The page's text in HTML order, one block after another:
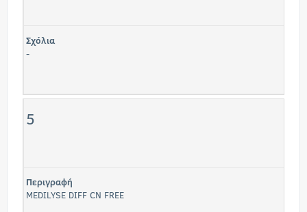
Σχόλια
-
5
Περιγραφή
MEDILYSE DIFF CN FREE